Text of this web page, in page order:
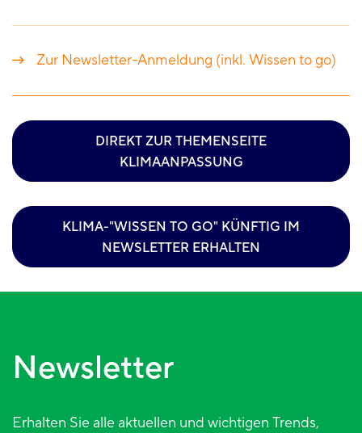
Zur Newsletter-Anmeldung (inkl. Wissen to go)
DIREKT ZUR THEMENSEITE
KLIMAANPASSUNG
KLIMA-"WISSEN TO GO" KÜNFTIG IM
NEWSLETTER ERHALTEN
Newsletter
Erhalten Sie alle aktuellen und wichtigen Trends,